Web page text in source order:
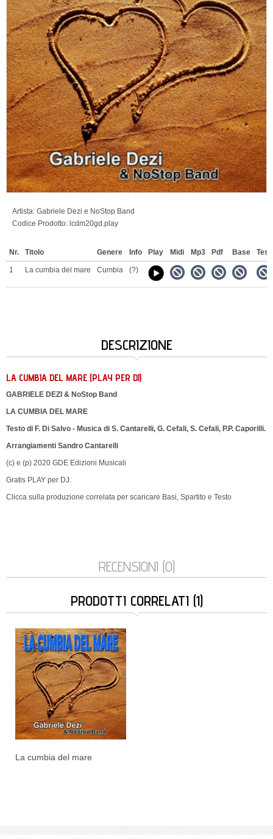
Artista: Gabriele Dezi e NoStop Band
Codice Prodotto: lcdm20gd.play
Nr. Titolo Genere Info Play Midi Mp3 Pdf Base Testi
1 La cumbia del mare Cumbia (?)
DESCRIZIONE
LA CUMBIA DEL MARE (PLAY PER DJ)
GABRIELE DEZI & NoStop Band
LA CUMBIA DEL MARE
Testo di F. Di Salvo - Musica di S. Cantarelli, G. Cefali, S. Cefali, P.P. Caporilli.
Arrangiamenti Sandro Cantarelli
(c) e (p) 2020 GDE Edizioni Musicali
Gratis PLAY per DJ.
Clicca sulla produzione correlata per scaricare Basi, Spartito e Testo
RECENSIONI (0)
PRODOTTI CORRELATI (1)
La cumbia del mare